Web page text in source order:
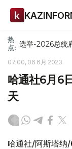
热
点: 选举-2026总统
07:00, 06 6月 2023
哈通社6月6
天
哈通社/阿斯塔纳